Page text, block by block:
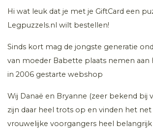
Hi wat leuk dat je met je GiftCard een
Legpuzzels.nl wilt bestellen!
Sinds kort mag de jongste generatie
van moeder Babette plaats nemen aan
in 2006 gestarte webshop
Wij Danaë en Bryanne (zeer bekend bij
zijn daar heel trots op en vinden het net
vrouwelijke voorgangers heel